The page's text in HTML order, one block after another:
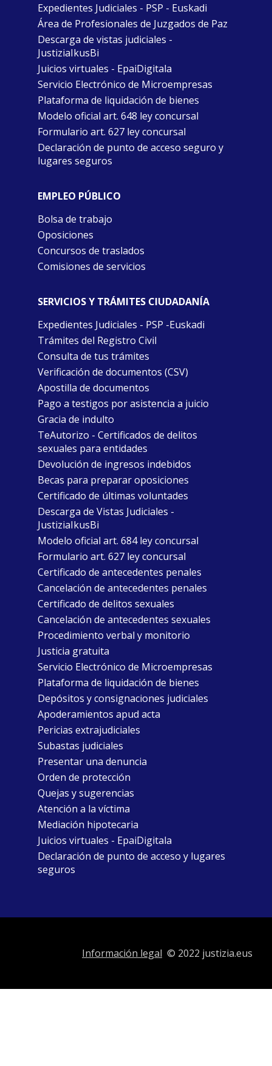
Expedientes Judiciales - PSP - Euskadi
Área de Profesionales de Juzgados de Paz
Descarga de vistas judiciales -
JustiziaIkusBi
Juicios virtuales - EpaiDigitala
Servicio Electrónico de Microempresas
Plataforma de liquidación de bienes
Modelo oficial art. 648 ley concursal
Formulario art. 627 ley concursal
Declaración de punto de acceso seguro y
lugares seguros
EMPLEO PÚBLICO
Bolsa de trabajo
Oposiciones
Concursos de traslados
Comisiones de servicios
SERVICIOS Y TRÁMITES CIUDADANÍA
Expedientes Judiciales - PSP -Euskadi
Trámites del Registro Civil
Consulta de tus trámites
Verificación de documentos (CSV)
Apostilla de documentos
Pago a testigos por asistencia a juicio
Gracia de indulto
TeAutorizo - Certificados de delitos
sexuales para entidades
Devolución de ingresos indebidos
Becas para preparar oposiciones
Certificado de últimas voluntades
Descarga de Vistas Judiciales -
JustiziaIkusBi
Modelo oficial art. 684 ley concursal
Formulario art. 627 ley concursal
Certificado de antecedentes penales
Cancelación de antecedentes penales
Certificado de delitos sexuales
Cancelación de antecedentes sexuales
Procedimiento verbal y monitorio
Justicia gratuita
Servicio Electrónico de Microempresas
Plataforma de liquidación de bienes
Depósitos y consignaciones judiciales
Apoderamientos apud acta
Pericias extrajudiciales
Subastas judiciales
Presentar una denuncia
Orden de protección
Quejas y sugerencias
Atención a la víctima
Mediación hipotecaria
Juicios virtuales - EpaiDigitala
Declaración de punto de acceso y lugares
seguros
Información legal © 2022 justizia.eus